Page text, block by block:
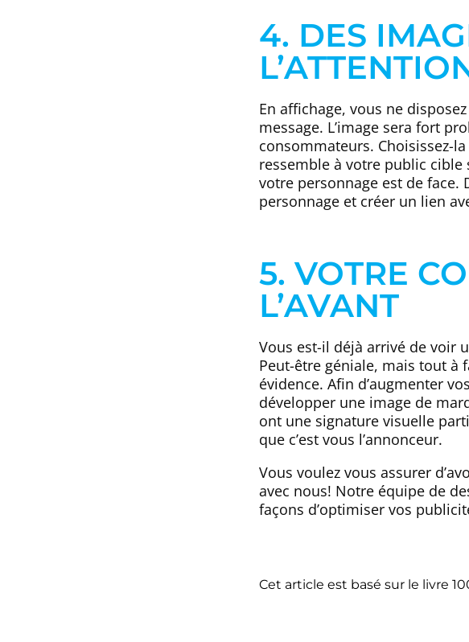
4. DES
En affichage, vous ne
message. L’image sera fort
consommateurs. Choisissez-
ressemble à votre public cible
votre personnage est de face.
personnage et créer un lien
5. VOTRE
L’AVANT
Vous est-il déjà arrivé de voir
Peut-être géniale, mais tout à
évidence. Afin d’augmenter
développer une image de
ont une signature visuelle
que c’est vous l’annonceur.
Vous voulez vous assurer
avec nous! Notre équipe de
façons d’optimiser vos
Cet article est basé sur le livre